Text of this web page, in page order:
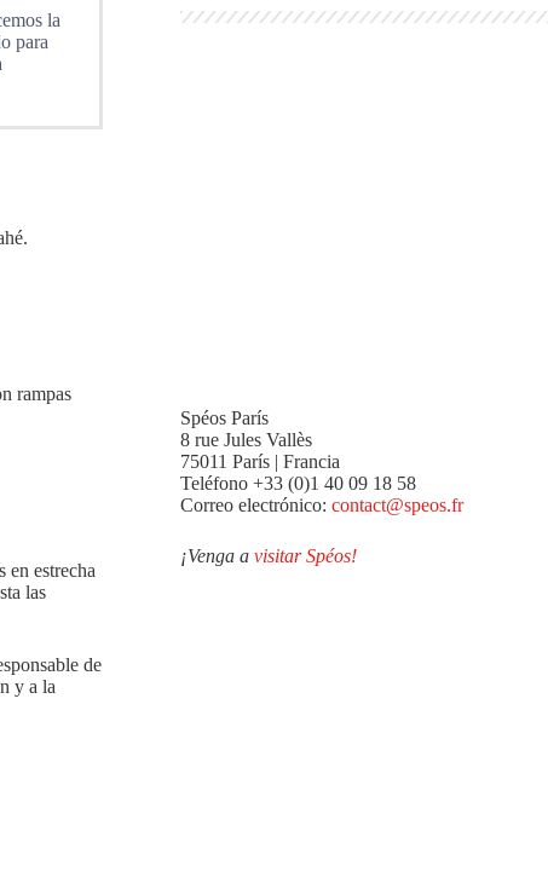
la
para
rampas
en estrecha
las
de
y a la
Spéos París
8 rue Jules Vallès
75011 París | Francia
Teléfono +33 (0)1 40 09 18 58
Correo electrónico: contact@speos.fr
¡Venga a visitar Spéos!